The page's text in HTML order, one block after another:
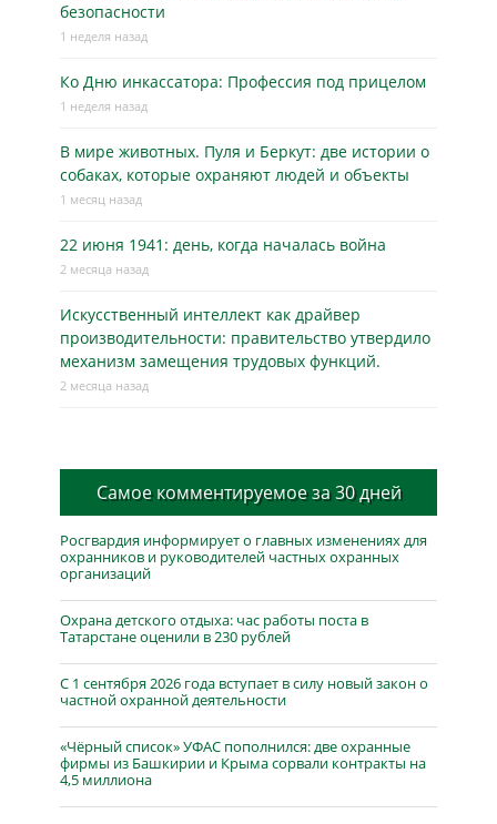
безопасности
1 неделя назад
Ко Дню инкассатора: Профессия под прицелом
1 неделя назад
В мире животных. Пуля и Беркут: две истории о
собаках, которые охраняют людей и объекты
1 месяц назад
22 июня 1941: день, когда началась война
2 месяца назад
Искусственный интеллект как драйвер
производительности: правительство утвердило
механизм замещения трудовых функций.
2 месяца назад
Самое комментируемое за 30 дней
Росгвардия информирует о главных изменениях для
охранников и руководителей частных охранных
организаций
Охрана детского отдыха: час работы поста в
Татарстане оценили в 230 рублей
С 1 сентября 2026 года вступает в силу новый закон о
частной охранной деятельности
«Чёрный список» УФАС пополнился: две охранные
фирмы из Башкирии и Крыма сорвали контракты на
4,5 миллиона